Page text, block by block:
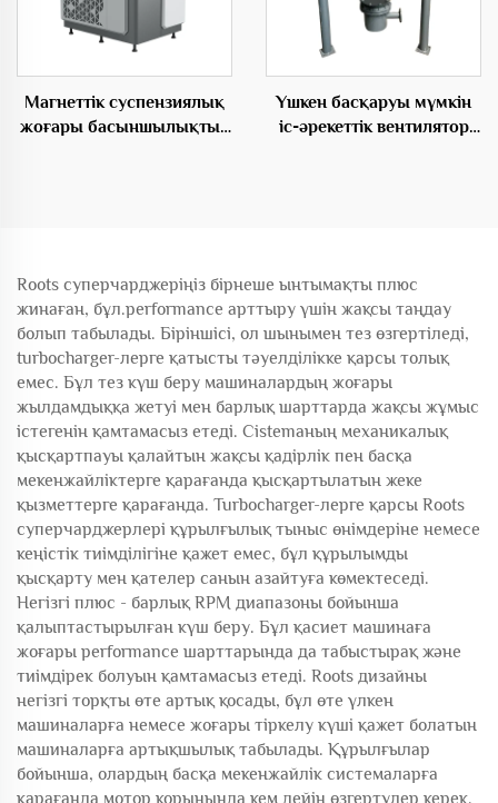
Магнеттік суспензиялық
жоғары басыншылықтың
Үшкен басқаруы мүмкін
іс-әрекеттік вентилятор
Roots суперчарджеріңіз бірнеше ынтымақты плюс
жинаған, бұл.performance арттыру үшін жақсы таңдау
болып табылады. Біріншісі, ол шынымен тез өзгертіледі,
turbocharger-лерге қатысты тәуелділікке қарсы толық
емес. Бұл тез күш беру машиналардың жоғары
жылдамдыққа жетуі мен барлық шарттарда жақсы жұмыс
істегенін қамтамасыз етеді. Сistemаның механикалық
қысқартпауы қалайтын жақсы қадірлік пен басқа
мекенжайліктерге қарағанда қысқартылатын жеке
қызметтерге қарағанда. Turbocharger-лерге қарсы Roots
суперчарджерлері құрылғылық тыныс өнімдеріне немесе
кеңістік тиімділігіне қажет емес, бұл құрылымды
қысқарту мен қателер санын азайтуға көмектеседі.
Негізгі плюс - барлық RPM диапазоны бойынша
қалыптастырылған күш беру. Бұл қасиет машинаға
жоғары performance шарттарында да табыстырақ және
тиімдірек болуын қамтамасыз етеді. Roots дизайны
негізгі торқты өте артық қосады, бұл өте үлкен
машиналарға немесе жоғары тіркелу күші қажет болатын
машиналарға артықшылық табылады. Құрылғылар
бойынша, олардың басқа мекенжайлік системаларға
қарағанда мотор қорыныңда кем дейін өзгертулер керек.